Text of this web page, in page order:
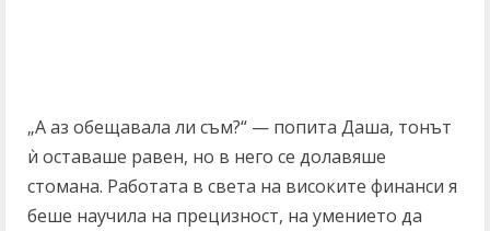
„А аз обещавала ли съм?“ — попита Даша, тонът
ѝ оставаше равен, но в него се долавяше
стомана. Работата в света на високите финанси я
беше научила на прецизност, на умението да